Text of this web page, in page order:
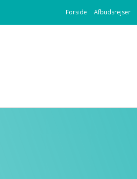
Forside Afbudsrejser